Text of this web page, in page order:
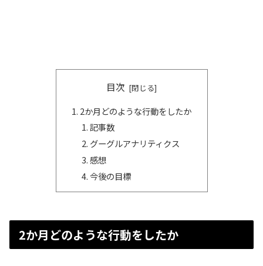
目次
2か月どのような行動をしたか
記事数
グーグルアナリティクス
感想
今後の目標
2か月どのような行動をしたか